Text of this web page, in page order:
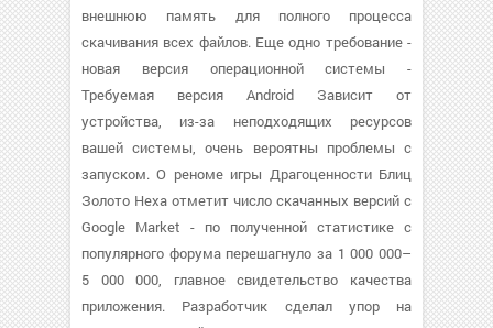
внешнюю память для полного процесса
скачивания всех файлов. Еще одно требование -
новая версия операционной системы -
Требуемая версия Android Зависит от
устройства, из-за неподходящих ресурсов
вашей системы, очень вероятны проблемы с
запуском. О реноме игры Драгоценности Блиц
Золото Hexa отметит число скачанных версий с
Google Market - по полученной статистике с
популярного форума перешагнуло за 1 000 000–
5 000 000, главное свидетельство качества
приложения. Разработчик сделал упор на